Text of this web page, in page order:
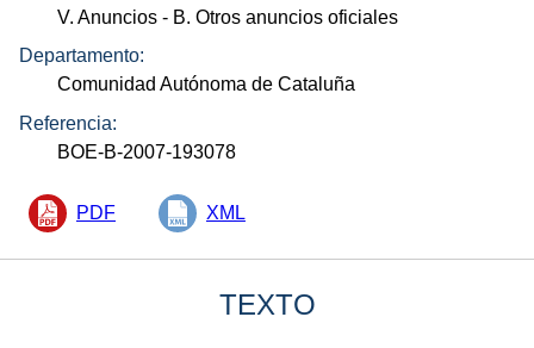
V. Anuncios - B. Otros anuncios oficiales
Departamento:
Comunidad Autónoma de Cataluña
Referencia:
BOE-B-2007-193078
PDF XML
TEXTO